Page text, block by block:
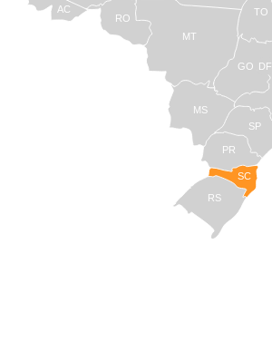
TO
AC
RO
MT
MS
GO
PR
SC
RS
SP
DF